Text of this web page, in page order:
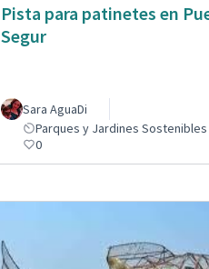
Pista para patinetes en
Segur
Sara AguaDi
Parques y Jardines Sostenibles
0